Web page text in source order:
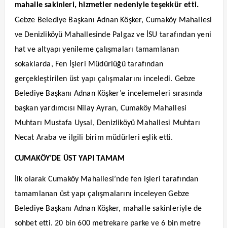
mahalle sakinleri, hizmetler nedeniyle teşekkür etti.
Gebze Belediye Başkanı Adnan Köşker, Cumaköy Mahallesi
ve Denizliköyü Mahallesinde Palgaz ve İSU tarafından yeni
hat ve altyapı yenileme çalışmaları tamamlanan
sokaklarda, Fen İşleri Müdürlüğü tarafından
gerçekleştirilen üst yapı çalışmalarını inceledi. Gebze
Belediye Başkanı Adnan Köşker’e incelemeleri sırasında
başkan yardımcısı Nilay Ayran, Cumaköy Mahallesi
Muhtarı Mustafa Uysal, Denizliköyü Mahallesi Muhtarı
Necat Araba ve ilgili birim müdürleri eşlik etti.
CUMAKÖY’DE ÜST YAPI TAMAM
İlk olarak Cumaköy Mahallesi’nde fen işleri tarafından
tamamlanan üst yapı çalışmalarını inceleyen Gebze
Belediye Başkanı Adnan Köşker, mahalle sakinleriyle de
sohbet etti. 20 bin 600 metrekare parke ve 6 bin metre